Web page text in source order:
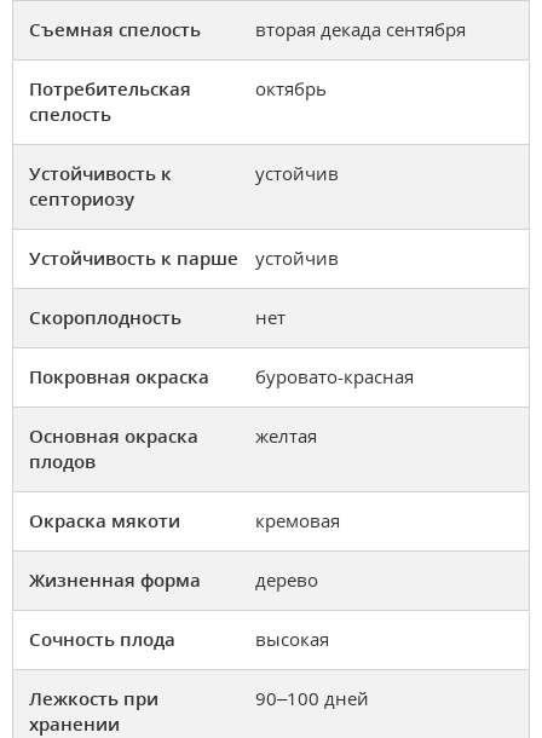
Съемная спелость вторая декада сентября
Потребительская
спелость
октябрь
Устойчивость к
септориозу
устойчив
Устойчивость к парше устойчив
Скороплодность нет
Покровная окраска буровато-красная
Основная окраска
плодов
желтая
Окраска мякоти кремовая
Жизненная форма дерево
Сочность плода высокая
Лежкость при
хранении
90–100 дней